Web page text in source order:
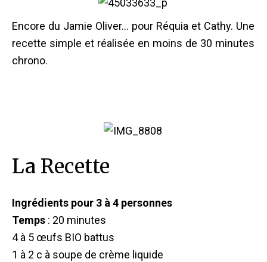
Encore du Jamie Oliver… pour Réquia et Cathy. Une
recette simple et réalisée en moins de 30 minutes
chrono.
La Recette
Ingrédients pour 3 à 4 personnes
Temps : 20 minutes
4 à 5 œufs BIO battus
1 à 2 c à soupe de crème liquide